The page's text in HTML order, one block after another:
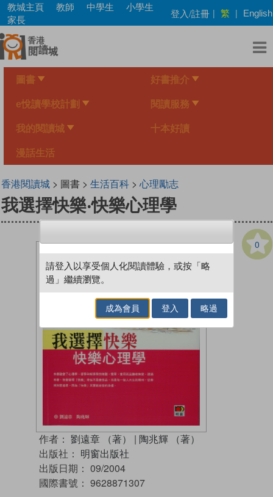
Skip
main
content
教城主頁 教師 中學生
小學生
家長
登入/註冊 | 繁 | English
圖書 好書推介
e悅讀學校計劃 閱讀服務
我的閱讀城 十本好讀
漫話生活
香港閱讀城> 圖書 > 生活百科> 心理勵志
我選擇快樂‧快樂心理學
0
作者： 劉遠章 （著） | 陶兆輝 （著）
出版社： 明窗出版社
出版日期： 09/2004
國際書號： 9628871307
請登入以享受個人化閱讀體驗，或按「略
過」繼續瀏覽。
成為會員 登入 略過